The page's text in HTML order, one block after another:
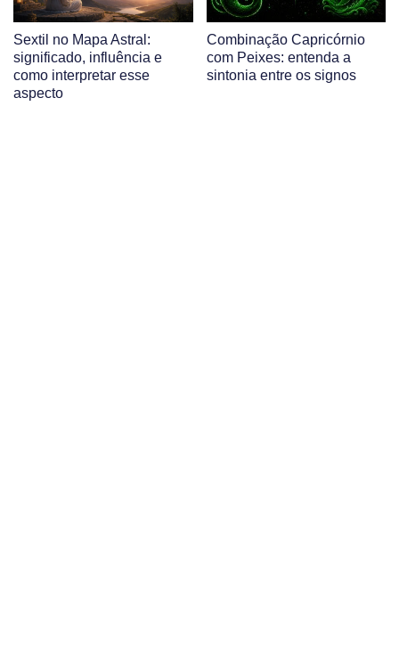
Sextil no Mapa Astral:
significado, influência e
como interpretar esse
aspecto
Combinação Capricórnio
com Peixes: entenda a
sintonia entre os signos